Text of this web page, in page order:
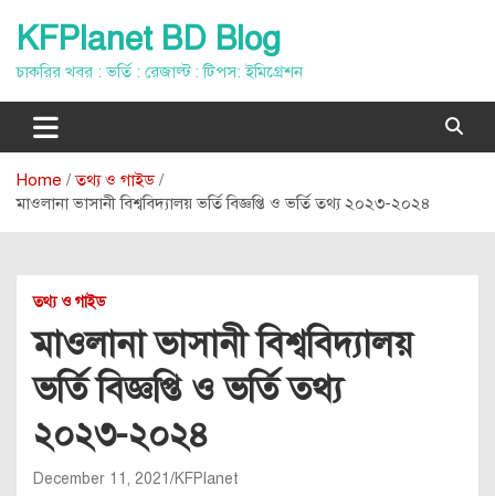
content
KFPlanet BD Blog
চাকরির খবর : ভর্তি : রেজাল্ট : টিপস: ইমিগ্রেশন
Home
তথ্য ও গাইড
মাওলানা ভাসানী বিশ্ববিদ্যালয় ভর্তি বিজ্ঞপ্তি ও ভর্তি তথ্য ২০২৩-২০২৪
তথ্য ও গাইড
মাওলানা ভাসানী বিশ্ববিদ্যালয়
ভর্তি বিজ্ঞপ্তি ও ভর্তি তথ্য
২০২৩-২০২৪
December 11, 2021 KFPlanet